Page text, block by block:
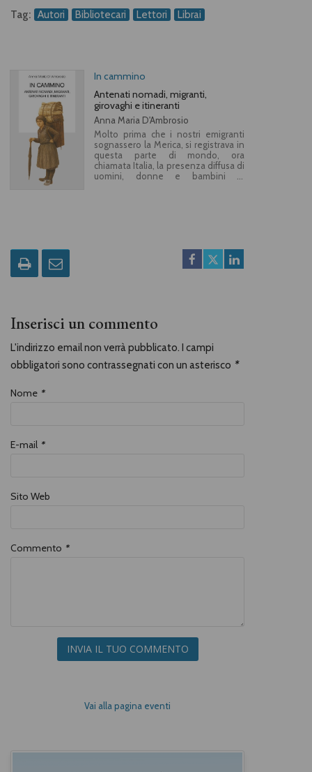
Tag: Autori Bibliotecari Lettori Librai
In cammino
Antenati nomadi, migranti,
girovaghi e itineranti
Anna Maria D'Ambrosio
Molto prima che i nostri emigranti
sognassero la Merica, si registrava in
questa parte di mondo, ora
chiamata Italia, la presenza diffusa di
uomini, donne e bambini in
la forza delle proprie braccia, chi
mercanzie o spettacolo di strada e
chi non aveva niente da vendere.
flottante di antico regime di cui si
la mancanza di una
documentazione scritta, poiché
questi poveri erano analfabeti. In
cammino racconta la maestria di
Inserisci un commento
L'indirizzo email non verrà pubblicato. I campi
obbligatori sono contrassegnati con un asterisco *
Nome *
E-mail *
Sito Web
Commento *
INVIA IL TUO COMMENTO
Vai alla pagina eventi